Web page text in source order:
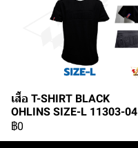
เสื้อ T-SHIRT BLACK
OHLINS SIZE-L 11303-04
฿0